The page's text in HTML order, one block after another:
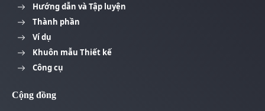
Hướng dẫn và Tập luyện
Thành phần
Ví dụ
Khuôn mẫu Thiết kế
Công cụ
Cộng đồng